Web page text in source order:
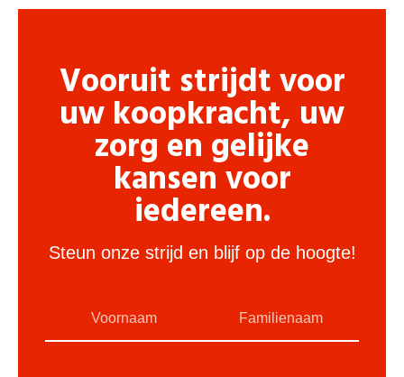
Vooruit strijdt voor
uw koopkracht, uw
zorg en gelijke
kansen voor
iedereen.
Steun onze strijd en blijf op de hoogte!